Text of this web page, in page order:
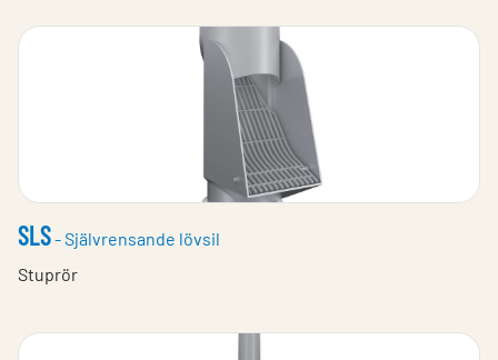
SLS- Självrensande lövsil
Stuprör